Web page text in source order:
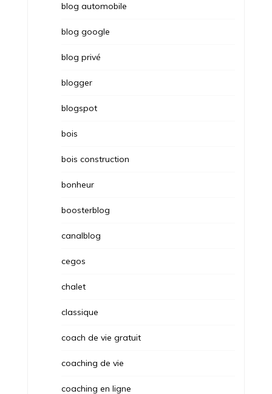
blog automobile
blog google
blog privé
blogger
blogspot
bois
bois construction
bonheur
boosterblog
canalblog
cegos
chalet
classique
coach de vie gratuit
coaching de vie
coaching en ligne